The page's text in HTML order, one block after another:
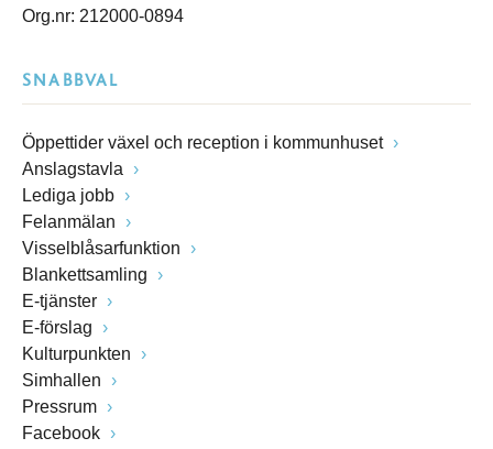
Org.nr: 212000-0894
SNABBVAL
Öppettider växel och reception i kommunhuset
Anslagstavla
Lediga jobb
Felanmälan
Visselblåsarfunktion
Blankettsamling
E-tjänster
E-förslag
Kulturpunkten
Simhallen
Pressrum
Facebook